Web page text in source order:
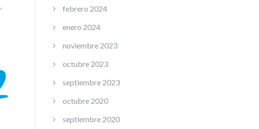
febrero 2024
enero 2024
noviembre 2023
octubre 2023
septiembre 2023
octubre 2020
septiembre 2020